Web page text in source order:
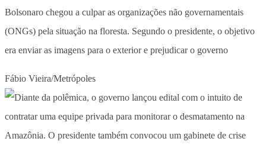
Bolsonaro chegou a culpar as organizações não governamentais
(ONGs) pela situação na floresta. Segundo o presidente, o objetivo
era enviar as imagens para o exterior e prejudicar o governo
Fábio Vieira/Metrópoles